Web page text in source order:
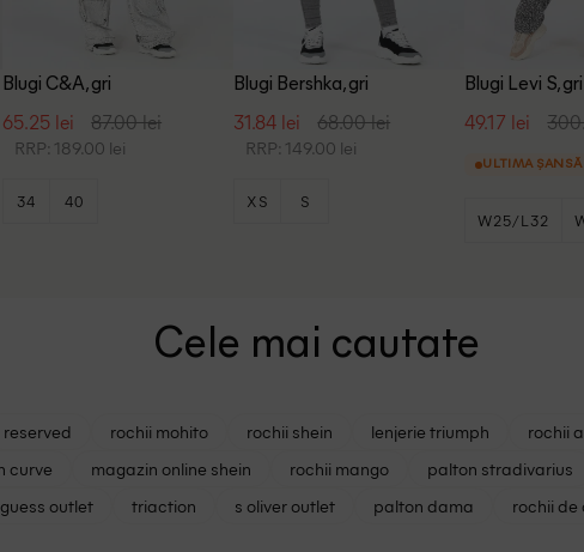
Blugi C&A, gri
65.25 lei 87.00 lei
RRP: 189.00 lei
34 40
Blugi Bershka, gri
31.84 lei 68.00 lei
RRP: 149.00 lei
XS S
Blugi Levi S, gri
49.17 lei
ULTIMA ȘANSĂ
W25/L32
Cele mai cautate
reserved rochii mohito rochii shein lenjerie triumph rochii
curve magazin online shein rochii mango palton stradivarius
guess outlet
triaction s oliver outlet palton dama rochii de